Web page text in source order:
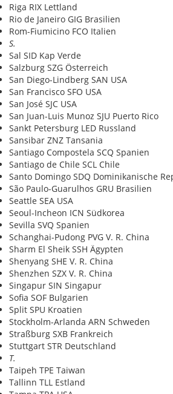
Riga RIX Lettland
Rio de Janeiro GIG Brasilien
Rom-Fiumicino FCO Italien
S.
Sal SID Kap Verde
Salzburg SZG Österreich
San Diego-Lindberg SAN USA
San Francisco SFO USA
San José SJC USA
San Juan-Luis Munoz SJU Puerto Rico
Sankt Petersburg LED Russland
Sansibar ZNZ Tansania
Santiago Compostela SCQ Spanien
Santiago de Chile SCL Chile
Santo Domingo SDQ Dominikanische
São Paulo-Guarulhos GRU Brasilien
Seattle SEA USA
Seoul-Incheon ICN Südkorea
Sevilla SVQ Spanien
Schanghai-Pudong PVG V. R. China
Sharm El Sheik SSH Ägypten
Shenyang SHE V. R. China
Shenzhen SZX V. R. China
Singapur SIN Singapur
Sofia SOF Bulgarien
Split SPU Kroatien
Stockholm-Arlanda ARN Schweden
Straßburg SXB Frankreich
Stuttgart STR Deutschland
T.
Taipeh TPE Taiwan
Tallinn TLL Estland